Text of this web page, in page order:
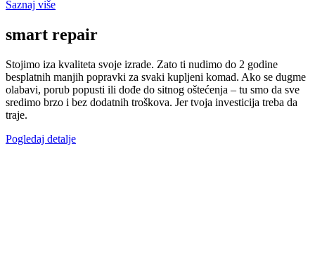
Saznaj više
smart repair
Stojimo iza kvaliteta svoje izrade. Zato ti nudimo do 2 godine
besplatnih manjih popravki za svaki kupljeni komad. Ako se dugme
olabavi, porub popusti ili dođe do sitnog oštećenja – tu smo da sve
sredimo brzo i bez dodatnih troškova. Jer tvoja investicija treba da
traje.
Pogledaj detalje